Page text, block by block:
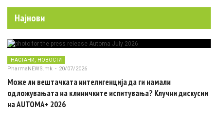
Најнови
НАСТАНИ НОВОСТИ
PharmaNEWS.mk - 20/07/2026
Може ли вештачката интелигенција да ги намали
одложувањата на клиничките испитувања? Клучни дискусии
на AUTOMA+ 2026